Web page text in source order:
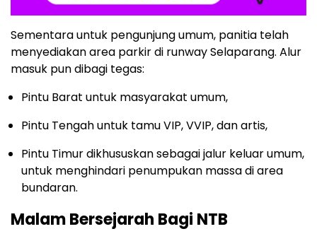
Sementara untuk pengunjung umum, panitia telah
menyediakan area parkir di runway Selaparang. Alur
masuk pun dibagi tegas:
Pintu Barat untuk masyarakat umum,
Pintu Tengah untuk tamu VIP, VVIP, dan artis,
Pintu Timur dikhususkan sebagai jalur keluar umum,
untuk menghindari penumpukan massa di area
bundaran.
Malam Bersejarah Bagi NTB